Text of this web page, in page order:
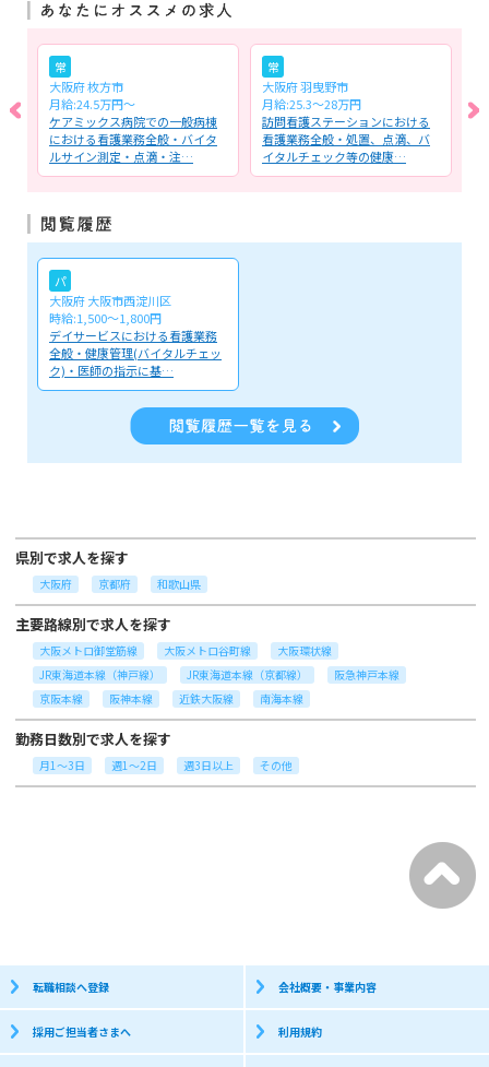
常
大阪府 枚方市
月給:24.5万円～
ケアミックス病院での一般病棟
における看護業務全般・バイタ
ルサイン測定・点滴・注…
常
大阪府 羽曳野市
月給:25.3～28万円
訪問看護ステーションにおける
看護業務全般・処置、点滴、バ
イタルチェック等の健康…
パ
大阪府 大阪市西淀川区
時給:1,500～1,800円
デイサービスにおける看護業務
全般・健康管理(バイタルチェッ
ク)・医師の指示に基…
県別で求人を探す
大阪府 京都府 和歌山県
主要路線別で求人を探す
大阪メトロ御堂筋線 大阪メトロ谷町線
大阪環状線
JR東海道本線（神戸線）
JR東海道本線（京都線）
阪急神戸本線
京阪本線
阪神本線 近鉄大阪線 南海本線
勤務日数別で求人を探す
月1～3日 週1～2日 週3日以上 その他
転職相談へ登録 会社概要・事業内容
採用ご担当者さまへ 利用規約